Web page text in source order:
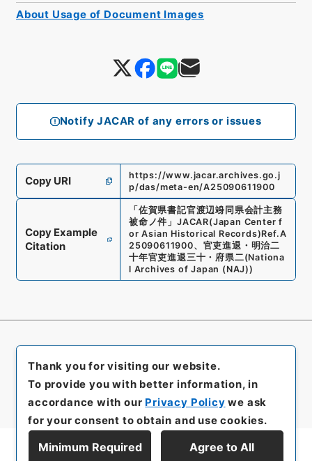
Notify JACAR of any errors or issues
Copy URI
https://www.jacar.archives.go.j
p/das/meta-en/A25090611900
Copy Example
Citation
「 佐賀県書記官渡辺竧同県会計主務
被命ノ件 」 JACAR(Japan Center f
or Asian Historical Records)Ref.A
25090611900、 官吏進退・明治二
十年官吏進退三十・府県二(Nationa
l Archives of Japan (NAJ))
About Usage of Document Images
Thank you for visiting our website.
To provide you with better information, in
accordance with our Privacy Policy we ask
for your consent to obtain and use cookies.
Minimum Required Agree to All